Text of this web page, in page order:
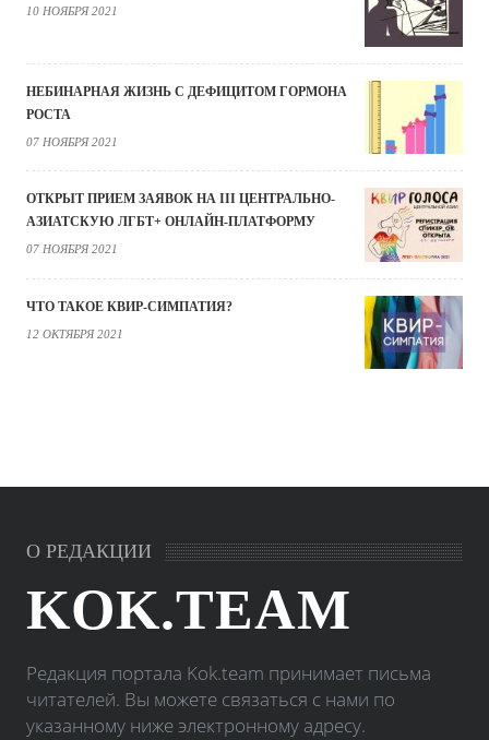
10 НОЯБРЯ 2021
НЕБИНАРНАЯ ЖИЗНЬ С ДЕФИЦИТОМ ГОРМОНА
РОСТА
07 НОЯБРЯ 2021
ОТКРЫТ ПРИЕМ ЗАЯВОК НА III ЦЕНТРАЛЬНО-
АЗИАТСКУЮ ЛГБТ+ ОНЛАЙН-ПЛАТФОРМУ
07 НОЯБРЯ 2021
ЧТО ТАКОЕ КВИР-СИМПАТИЯ?
12 ОКТЯБРЯ 2021
О РЕДАКЦИИ
KOK.TEAM
Редакция портала Kok.team принимает письма
читателей. Вы можете связаться с нами по
указанному ниже электронному адресу.